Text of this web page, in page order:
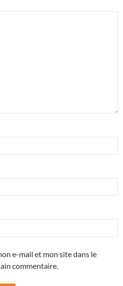
e-mail et mon site dans le
commentaire.